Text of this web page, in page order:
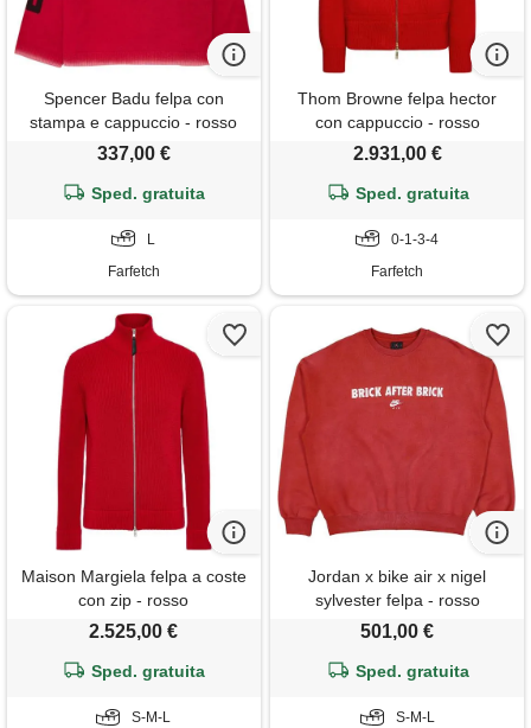
Spencer Badu felpa con
stampa e cappuccio - rosso
337,00 €
Sped. gratuita
L
Farfetch
Thom Browne felpa hector
con cappuccio - rosso
2.931,00 €
Sped. gratuita
0-1-3-4
Farfetch
Maison Margiela felpa a coste
con zip - rosso
2.525,00 €
Sped. gratuita
S-M-L
Jordan x bike air x nigel
sylvester felpa - rosso
501,00 €
Sped. gratuita
S-M-L